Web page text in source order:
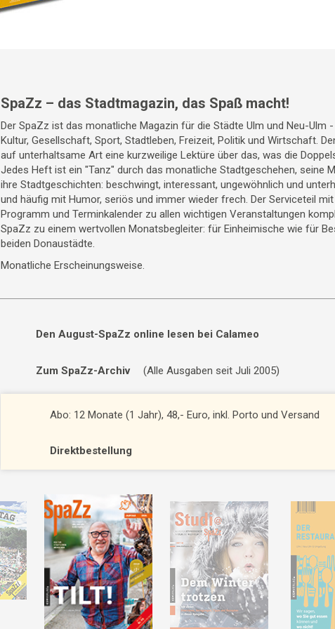
SpaZz – das Stadtmagazin, das Spaß macht!
Der SpaZz ist das monatliche Magazin für die Städte Ulm und Neu-Ulm
Kultur, Gesellschaft, Sport, Stadtleben, Freizeit, Politik und Wirtschaft.
auf unterhaltsame Art eine kurzweilige Lektüre über das, was die
Jedes Heft ist ein "Tanz" durch das monatliche Stadtgeschehen, seine
ihre Stadtgeschichten: beschwingt, interessant, ungewöhnlich und
und häufig mit Humor, seriös und immer wieder frech. Der Serviceteil
Programm und Terminkalender zu allen wichtigen Veranstaltungen
SpaZz zu einem wertvollen Monatsbegleiter: für Einheimische wie für
beiden Donaustädte.
Monatliche Erscheinungsweise.
Den August-SpaZz online lesen bei Calameo
Zum SpaZz-Archiv (Alle Ausgaben seit Juli 2005)
Abo: 12 Monate (1 Jahr), 48,- Euro, inkl. Porto und Versand
Direktbestellung